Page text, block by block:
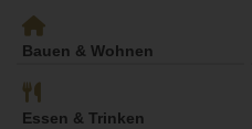
Bauen & Wohnen
Essen & Trinken